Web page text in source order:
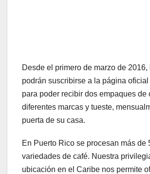
Desde el primero de marzo de
podrán suscribirse a la página
para poder recibir dos empaques de
diferentes marcas y tueste,
puerta de su casa.
En Puerto Rico se procesan más de
variedades de café. Nuestra
ubicación en el Caribe nos permite